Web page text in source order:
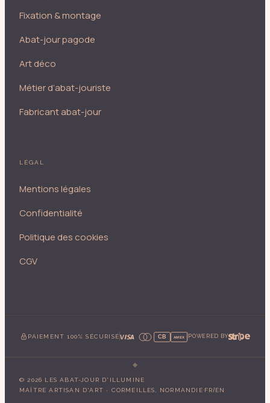
Fixation & montage
Abat-jour pagode
Art déco
Métier d’abat-jouriste
Fabricant abat-jour
LÉGAL
Mentions légales
Confidentialité
Politique des cookies
CGV
PAIEMENT 100% SÉCURISÉ CB AMEX POWERED BY
© 2026 LES ABAT-JOUR D'ILLUMINE
MAÎTRE ARTISAN D'ART · CORMEILLES, NORMANDIE·FR/EN